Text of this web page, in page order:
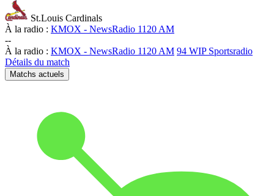
St.Louis Cardinals
À la radio : KMOX - NewsRadio 1120 AM
--
À la radio : KMOX - NewsRadio 1120 AM 94 WIP Sportsradio
Détails du match
Matchs actuels